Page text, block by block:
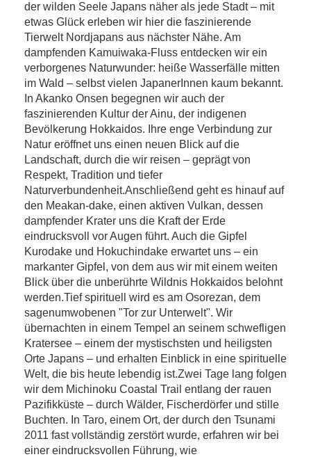
der wilden Seele Japans näher als jede Stadt – mit
etwas Glück erleben wir hier die faszinierende
Tierwelt Nordjapans aus nächster Nähe. Am
dampfenden Kamuiwaka-Fluss entdecken wir ein
verborgenes Naturwunder: heiße Wasserfälle mitten
im Wald – selbst vielen JapanerInnen kaum bekannt.
In Akanko Onsen begegnen wir auch der
faszinierenden Kultur der Ainu, der indigenen
Bevölkerung Hokkaidos. Ihre enge Verbindung zur
Natur eröffnet uns einen neuen Blick auf die
Landschaft, durch die wir reisen – geprägt von
Respekt, Tradition und tiefer
Naturverbundenheit.Anschließend geht es hinauf auf
den Meakan-dake, einen aktiven Vulkan, dessen
dampfender Krater uns die Kraft der Erde
eindrucksvoll vor Augen führt. Auch die Gipfel
Kurodake und Hokuchindake erwartet uns – ein
markanter Gipfel, von dem aus wir mit einem weiten
Blick über die unberührte Wildnis Hokkaidos belohnt
werden.Tief spirituell wird es am Osorezan, dem
sagenumwobenen "Tor zur Unterwelt". Wir
übernachten in einem Tempel an seinem schwefligen
Kratersee – einem der mystischsten und heiligsten
Orte Japans – und erhalten Einblick in eine spirituelle
Welt, die bis heute lebendig ist.Zwei Tage lang folgen
wir dem Michinoku Coastal Trail entlang der rauen
Pazifikküste – durch Wälder, Fischerdörfer und stille
Buchten. In Taro, einem Ort, der durch den Tsunami
2011 fast vollständig zerstört wurde, erfahren wir bei
einer eindrucksvollen Führung, wie